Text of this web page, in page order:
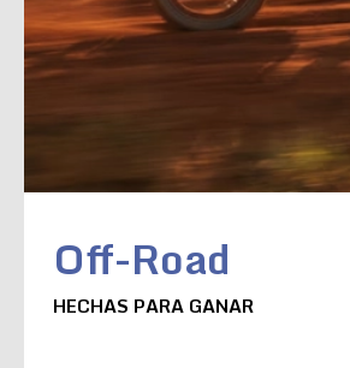
Off-Road
HECHAS PARA GANAR